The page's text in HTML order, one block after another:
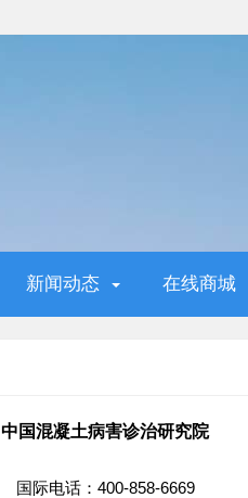
新闻动态 在线商城
中国混凝土病害诊治研究院
国际电话：400-858-6669